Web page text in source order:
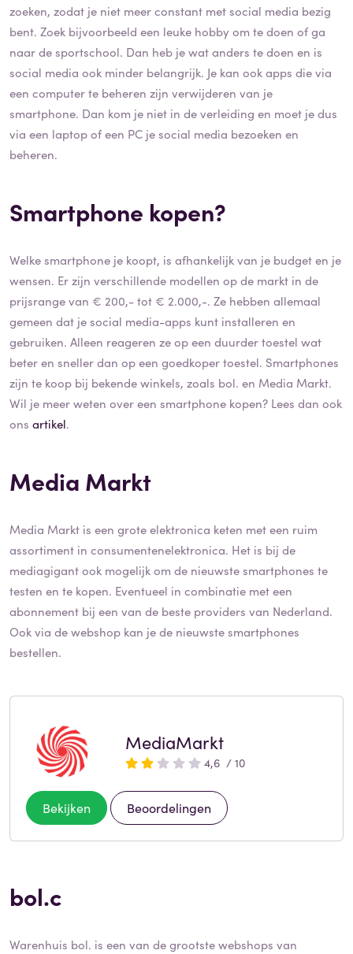
zoeken, zodat je niet meer constant met social media bezig
bent. Zoek bijvoorbeeld een leuke hobby om te doen of ga
naar de sportschool. Dan heb je wat anders te doen en is
social media ook minder belangrijk. Je kan ook apps die via
een computer te beheren zijn verwijderen van je
smartphone. Dan kom je niet in de verleiding en moet je dus
via een laptop of een PC je social media bezoeken en
beheren.
Smartphone kopen?
Welke smartphone je koopt, is afhankelijk van je budget en je
wensen. Er zijn verschillende modellen op de markt in de
prijsrange van € 200,- tot € 2.000,-. Ze hebben allemaal
gemeen dat je social media-apps kunt installeren en
gebruiken. Alleen reageren ze op een duurder toestel wat
beter en sneller dan op een goedkoper toestel. Smartphones
zijn te koop bij bekende winkels, zoals bol. en Media Markt.
Wil je meer weten over een smartphone kopen? Lees dan ook
ons artikel.
Media Markt
Media Markt is een grote elektronica keten met een ruim
assortiment in consumentenelektronica. Het is bij de
mediagigant ook mogelijk om de nieuwste smartphones te
testen en te kopen. Eventueel in combinatie met een
abonnement bij een van de beste providers van Nederland.
Ook via de webshop kan je de nieuwste smartphones
bestellen.
MediaMarkt
4,6 / 10
Bekijken Beoordelingen
bol.c
Warenhuis bol. is een van de grootste webshops van